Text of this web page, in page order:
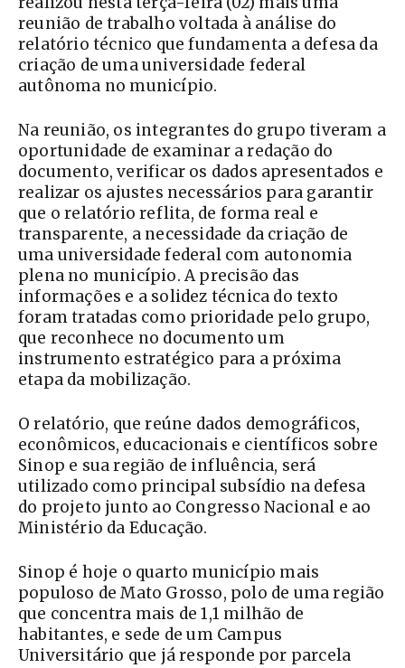
reunião de trabalho voltada à análise do
relatório técnico que fundamenta a defesa da
criação de uma universidade federal
autônoma no município.
Na reunião, os integrantes do grupo tiveram a
oportunidade de examinar a redação do
documento, verificar os dados apresentados e
realizar os ajustes necessários para garantir
que o relatório reflita, de forma real e
transparente, a necessidade da criação de
uma universidade federal com autonomia
plena no município. A precisão das
informações e a solidez técnica do texto
foram tratadas como prioridade pelo grupo,
que reconhece no documento um
instrumento estratégico para a próxima
etapa da mobilização.
O relatório, que reúne dados demográficos,
econômicos, educacionais e científicos sobre
Sinop e sua região de influência, será
utilizado como principal subsídio na defesa
do projeto junto ao Congresso Nacional e ao
Ministério da Educação.
Sinop é hoje o quarto município mais
populoso de Mato Grosso, polo de uma região
que concentra mais de 1,1 milhão de
habitantes, e sede de um Campus
Universitário que já responde por parcela